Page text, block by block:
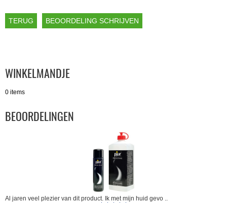
TERUG BEOORDELING SCHRIJVEN
WINKELMANDJE
0 items
BEOORDELINGEN
Al jaren veel plezier van dit product. Ik met mijn huid gevo ..